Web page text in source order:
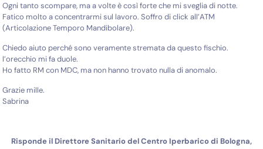
Ogni tanto scompare, ma a volte è così forte che mi sveglia di notte.
Fatico molto a concentrarmi sul lavoro. Soffro di click all’ATM
(Articolazione Temporo Mandibolare).
Chiedo aiuto perché sono veramente stremata da questo fischio.
l’orecchio mi fa duole.
Ho fatto RM con MDC, ma non hanno trovato nulla di anomalo.
Grazie mille.
Sabrina
Risponde il Direttore Sanitario del Centro Iperbarico di Bologna,